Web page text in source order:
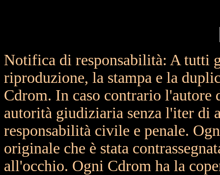
Notifica di responsabilità: A tutti
riproduzione, la stampa e la
Cdrom. In caso contrario l'autore
autorità giudiziaria senza l'iter di
responsabilità civile e penale.
originale che è stata
all'occhio. Ogni Cdrom ha la